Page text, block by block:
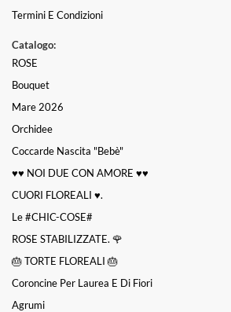
Termini E Condizioni
Catalogo:
ROSE
Bouquet
Mare 2026
Orchidee
Coccarde Nascita "bebè"
♥️♥️ NOI DUE CON AMORE ♥️♥️
CUORI FLOREALI ♥️.
Le #CHIC-COSE#
ROSE STABILIZZATE. 🌹
🎂 TORTE FLOREALI 🎂
Coroncine Per Laurea E Di Fiori
Agrumi